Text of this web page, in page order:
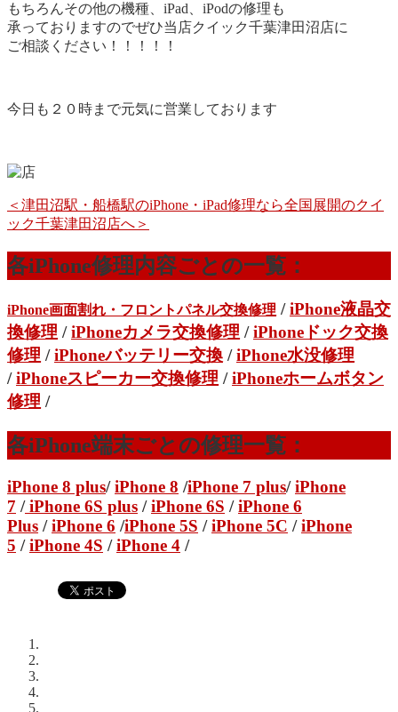
もちろんその他の機種、iPad、iPodの修理も
承っておりますのでぜひ当店クイック千葉津田沼店に
ご相談ください！！！！！
今日も２０時まで元気に営業しております
＜津田沼駅・船橋駅のiPhone・iPad修理なら全国展開のクイ
ック千葉津田沼店へ＞
各iPhone修理内容ごとの一覧：
iPhone画面割れ・フロントパネル交換修理 /iPhone液晶交
換修理 /iPhoneカメラ交換修理 /iPhoneドック交換
修理 /iPhoneバッテリー交換 /iPhone水没修理
/iPhoneスピーカー交換修理 /iPhoneホームボタン
修理 /
各iPhone端末ごとの修理一覧：
iPhone 8 plus/iPhone 8 /iPhone 7 plus/iPhone
7 /iPhone 6S plus /iPhone 6S /iPhone 6
Plus /iPhone 6 /iPhone 5S /iPhone 5C /iPhone
5 /iPhone 4S /iPhone 4 /